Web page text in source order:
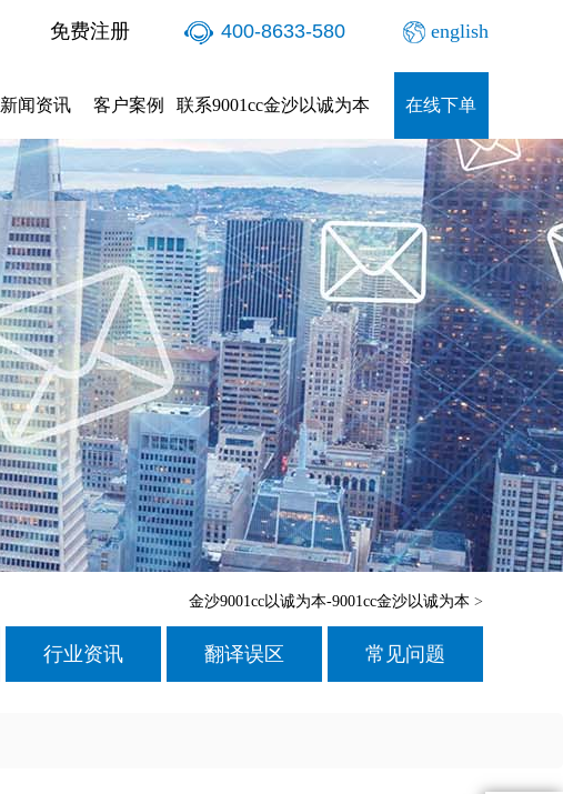
免费注册 400-8633-580 english
新闻资讯 客户案例 联系9001cc金沙以诚为本 在线下单
金沙9001cc以诚为本-9001cc金沙以诚为本 >
行业资讯 翻译误区 常见问题